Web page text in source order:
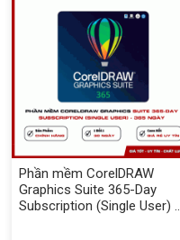
Phần mềm CorelDRAW
Graphics Suite 365-Day
Subscription (Single User) -